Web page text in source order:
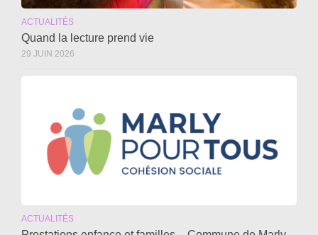
ACTUALITÉS
Quand la lecture prend vie
29 JUIN 2026
ACTUALITÉS